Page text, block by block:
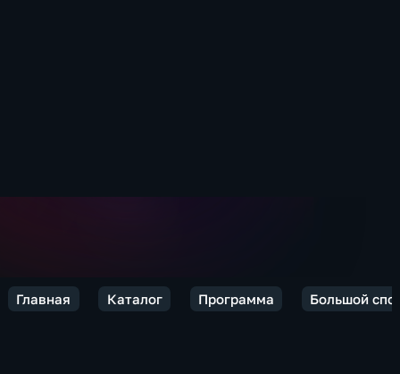
Главная Каталог Программа Большой